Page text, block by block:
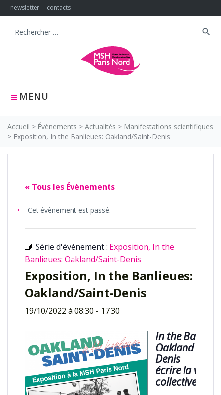
Skip
to
newsletter contacts
MENU
Search
search
Accueil > Évènements > Actualités > Manifestations scientifiques
> Exposition, In the Banlieues: Oakland/Saint-Denis
« Tous les Évènements
Cet évènement est passé.
Série d'événement : Exposition, In the
Banlieues: Oakland/Saint-Denis
Exposition, In the Banlieues:
Oakland/Saint-Denis
19/10/2022 à 08:30 - 17:30
In the
Oakland /
Denis
écrire la ville
collectivement